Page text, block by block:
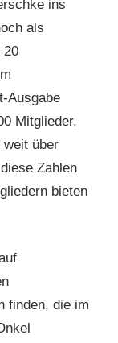
ins
als
20
Ausgabe
Mitglieder,
weit über
Zahlen
bieten
finden, die im